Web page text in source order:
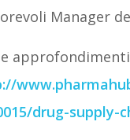
Manager
drug-supply-